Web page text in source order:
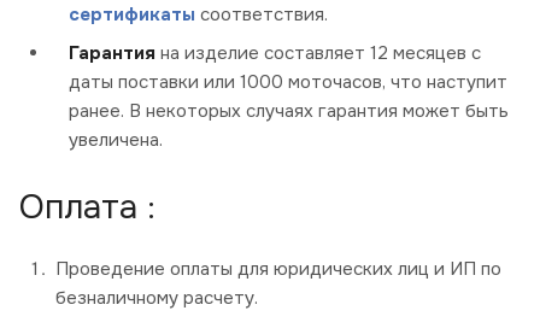
сертификаты соответствия.
Гарантия на изделие составляет 12 месяцев с
даты поставки или 1000 моточасов, что наступит
ранее. В некоторых случаях гарантия может быть
увеличена.
Оплата :
Проведение оплаты для юридических лиц и ИП по
безналичному расчету.